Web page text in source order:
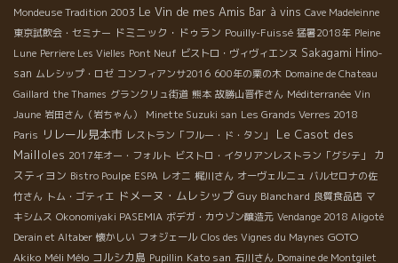
Mondeuse Tradition 2003 Le Vin de mes Amis Bar à vins Cave Madeleinne
東京試飲会・セミナー ドミニック・ドゥラン Pouilly-Fuissé 猛暑2018年 Pleine
Lune Perriere Les Vielles Pont Neuf ビストロ・ヴィヴィエンヌ Sakagami Hino-
san ムレシップ・ロゼ コンフィアンサ2016 600年の栗の木 Domaine de Chateau
Gaillard the Thames グランクリュ街道 熊本 故勝山晋作さん Méditerranée Vin
Jaune 岩田さん（岩ちゃん） Minette Suzuki san Les Grands Verres 2018
Paris リレール見本市 レストラン「フルー・ド・タン」
Le Casot des
Mailloles 2017年オー・フォルト ビストロ・イタリアンレストラン「グシテ」
カ
スティヨン Bistro Poulpe ESPA レオニ 梶川さん オーヴェルニュ バルセロナの佐
竹さん トム・ゴティエ ドメーヌ・ムレシップ Guy Blanchard 良質食品店 マ
キシムス Okonomiyaki PASEMIA ボデガ・カウゾン醸造元 Vendange 2018 Aligoté
Derain et Altaber 懐かしい フォジェール Clos des Vignes du Maynes GOTO
Akiko Méli Mélo コルシカ島 Pupillin Kato san 石川さん Domaine de Montgilet